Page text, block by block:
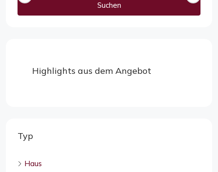
Suchen
Highlights aus dem Angebot
Typ
Haus